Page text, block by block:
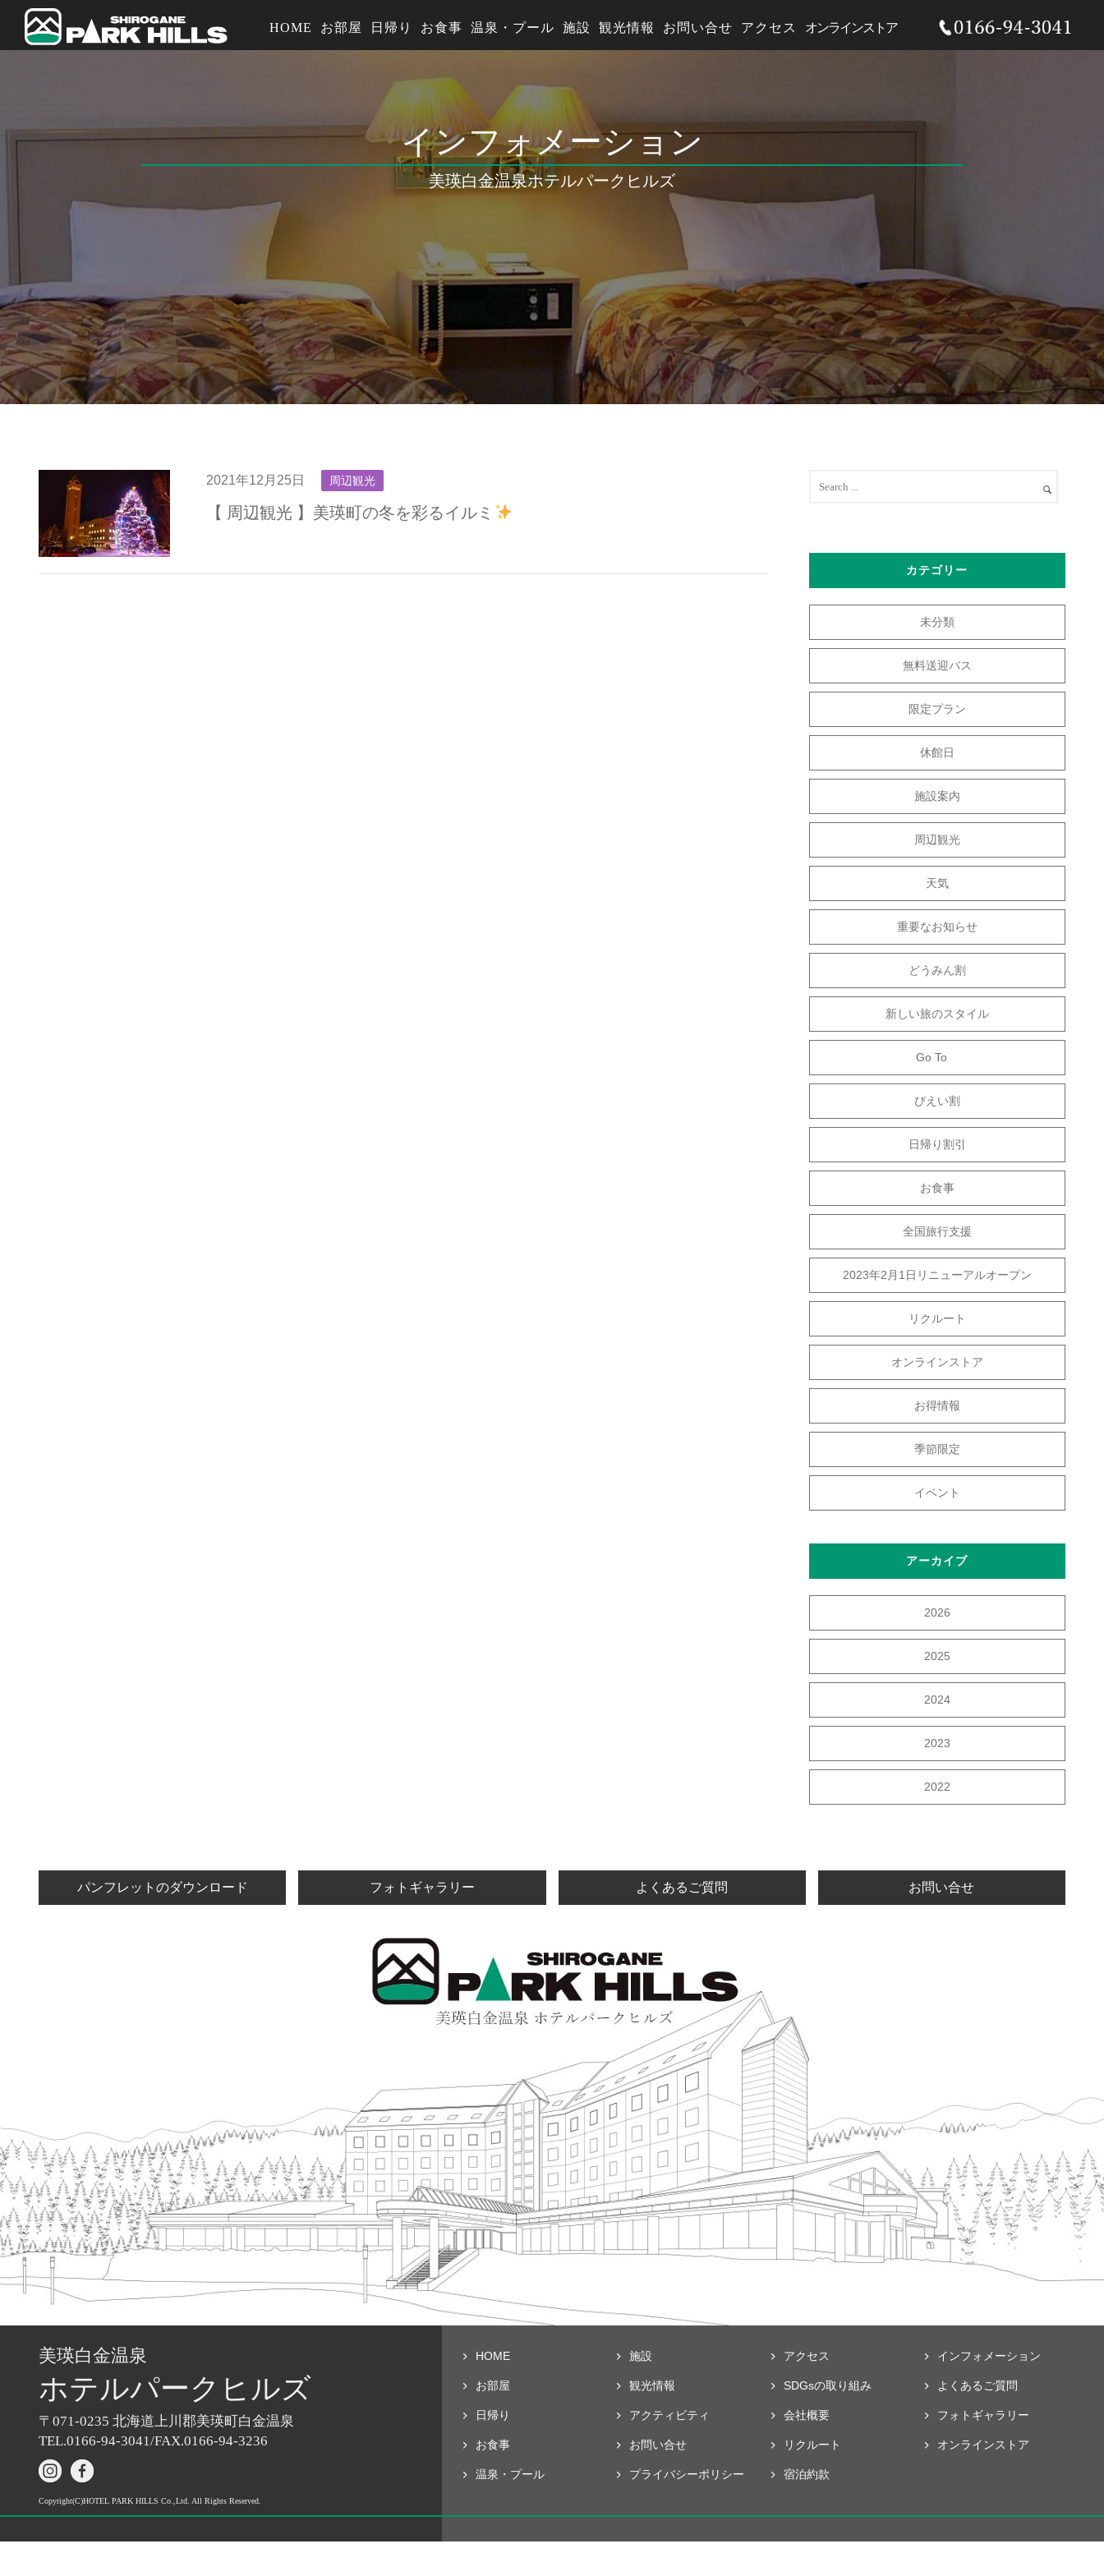
インフォメーション
美瑛白金温泉ホテルパークヒルズ
HOME お部屋 日帰り お食事 温泉・プール 施設 観光情報 お問い合せ アクセス オンラインストア
2021年12月25日 周辺観光
【 周辺観光 】美瑛町の冬を彩るイルミ
カテゴリー
未分類
無料送迎バス
限定プラン
休館日
施設案内
周辺観光
天気
重要なお知らせ
どうみん割
新しい旅のスタイル
Go To
びえい割
日帰り割引
お食事
全国旅行支援
2023年2月1日リニューアルオープン
リクルート
オンラインストア
お得情報
季節限定
イベント
アーカイブ
2026
2025
2024
2023
2022
パンフレットのダウンロード フォトギャラリー よくあるご質問 お問い合せ
美瑛白金温泉
ホテルパークヒルズ
〒071-0235 北海道上川郡美瑛町白金温泉
TEL.0166-94-3041/FAX.0166-94-3236
Copyright(C)HOTEL PARK HILLS Co.,Ltd. All Rights Reserved.
HOME
お部屋
日帰り
お食事
温泉・プール
施設
観光情報
アクティビティ
お問い合せ
プライバシーポリシー
アクセス
SDGsの取り組み
会社概要
リクルート
宿泊約款
インフォメーション
よくあるご質問
フォト ギャラリー
オンラインストア